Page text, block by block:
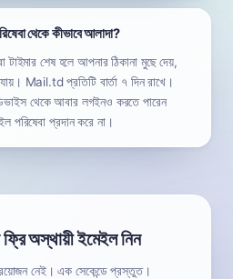
থেকে কীভাবে আলাদা?
টাইমার শেষ হলে আপনার ঠিকানা মুছে দেয়,
Mail.td প্রতিটি বার্তা ৭ দিন রাখে।
থেকে আবার লগইনও করতে পারেন
পরিষেবা প্রদান করে না।
অস্থায়ী ইমেইল নিন
নেই। এক সেকেন্ডে প্রস্তুত।